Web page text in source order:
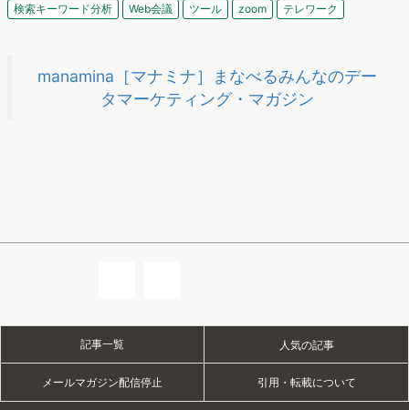
検索キーワード分析
Web会議 ツール zoom テレワーク
manamina［マナミナ］まなべるみんなのデー
タマーケティング・マガジン
記事一覧 人気の記事
メールマガジン配信停止 引用・転載について